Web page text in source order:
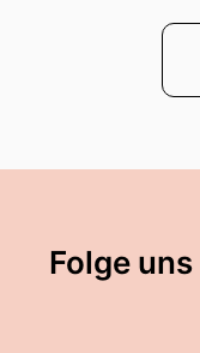
Folge